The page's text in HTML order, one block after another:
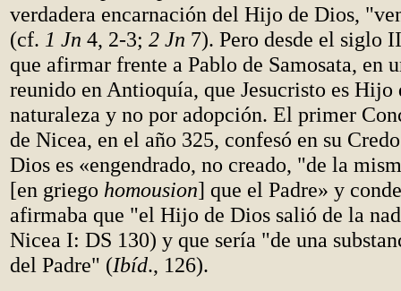
verdadera encarnación del Hijo de Dios,
(cf. 1 Jn 4, 2-3; 2 Jn 7). Pero desde el siglo
que afirmar frente a Pablo de Samosata, en
reunido en Antioquía, que Jesucristo es Hijo
naturaleza y no por adopción. El primer
de Nicea, en el año 325, confesó en su
Dios es «engendrado, no creado, "de la
[en griego homousion] que el Padre» y
afirmaba que "el Hijo de Dios salió de la
Nicea I: DS 130) y que sería "de una
del Padre" (Ibíd., 126).